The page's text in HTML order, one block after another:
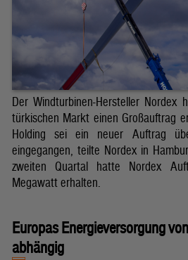
Der Windturbinen-Hersteller Nordex
türkischen Markt einen Großauftrag
Holding sei ein neuer Auftrag
eingegangen, teilte Nordex in
zweiten Quartal hatte Nordex
Megawatt erhalten.
Europas Energieversorgung
abhängig